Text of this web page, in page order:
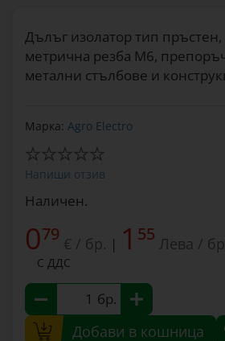
Дълъг изолатор тип
метрична резба M6,
метални стълбове и
Марка: Agro Electro
Напиши отзив
Наличен.
079 € / бр. | 1 55 Лева /
С ДДС
бр.
Добави в кошница